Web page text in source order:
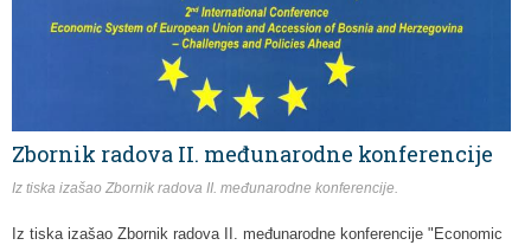
Zbornik radova II. međunarodne konferencije
Iz tiska izašao Zbornik radova II. međunarodne konferencije.
Iz tiska izašao Zbornik radova II. međunarodne konferencije "Economic